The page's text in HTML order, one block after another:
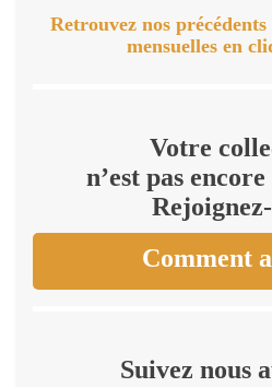
Retrouvez nos
mensuelles en
Votre
n’est pas
Comment
Suivez nous